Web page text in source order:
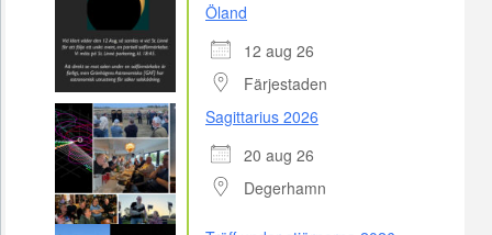
Öland
12 aug 26
Färjestaden
Sagittarius 2026
20 aug 26
Degerhamn